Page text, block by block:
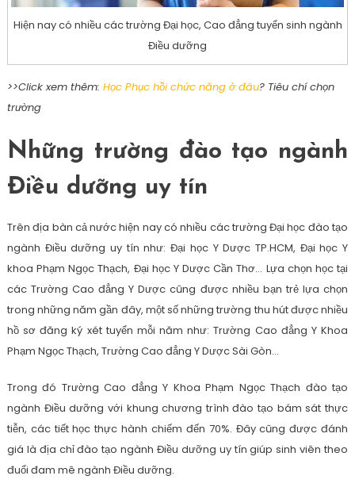
Hiện nay có nhiều các trường Đại học, Cao đẳng tuyển sinh ngành
Điều dưỡng
>>Click xem thêm: Học Phục hồi chức năng ở đâu? Tiêu chí chọn
trường
Những trường đào tạo ngành
Điều dưỡng uy tín
Trên địa bàn cả nước hiện nay có nhiều các trường Đại học đào tạo
ngành Điều dưỡng uy tín như: Đại học Y Dược TP.HCM, Đại học Y
khoa Phạm Ngọc Thạch, Đại học Y Dược Cần Thơ… Lựa chọn học tại
các Trường Cao đẳng Y Dược cũng được nhiều bạn trẻ lựa chọn
trong những năm gần đây, một số những trường thu hút được nhiều
hồ sơ đăng ký xét tuyển mỗi năm như: Trường Cao đẳng Y Khoa
Phạm Ngọc Thạch, Trường Cao đẳng Y Dược Sài Gòn…
Trong đó Trường Cao đẳng Y Khoa Phạm Ngọc Thạch đào tạo
ngành Điều dưỡng với khung chương trình đào tạo bám sát thực
tiễn, các tiết học thực hành chiếm đến 70%. Đây cũng được đánh
giá là địa chỉ đào tạo ngành Điều dưỡng uy tín giúp sinh viên theo
đuổi đam mê ngành Điều dưỡng.